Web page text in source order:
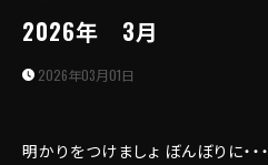
2026年 3月
2026年03月01日
明かりをつけましょ ぼんぼりに・・・